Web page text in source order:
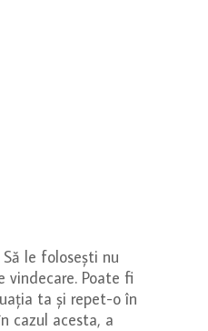
le folosești nu
Poate fi
ta și repet-o în
cazul acesta, a